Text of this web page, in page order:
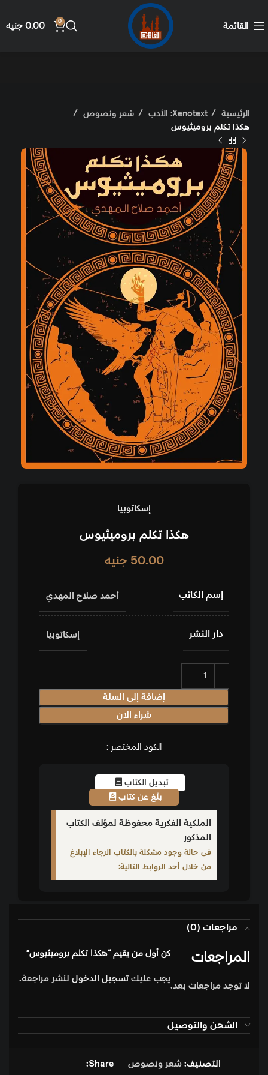
القائمة 0
0.00 جنيه
الرئيسية Xenotext: الأدب
شعر ونصوص
هكذا تكلم بروميثيوس
إسكاتوبيا
هكذا تكلم بروميثيوس
50.00 جنيه
إسم الكاتب أحمد صلاح المهدي
دار النشر إسكاتوبيا
إضافة إلى السلة
شراء الان
الكود المختصر :
تبديل الكتاب
بلّغ عن كتاب
الملكية الفكرية محفوظة لمؤلف الكتاب
المذكور
فى حالة وجود مشكلة بالكتاب الرجاء الإبلاغ
من خلال أحد الروابط التالية:
مراجعات (0)
المراجعات
لا توجد مراجعات بعد.
كن أول من يقيم “هكذا تكلم بروميثيوس”
يجب عليك تسجيل الدخول لنشر مراجعة.
الشحن والتوصيل
التصنيف: شعر ونصوص Share: